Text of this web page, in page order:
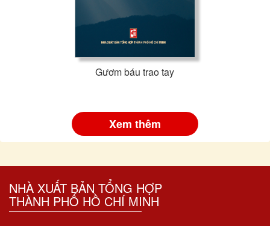
Gươm báu trao tay
Xem thêm
NHÀ XUẤT BẢN TỔNG HỢP
THÀNH PHỐ HỒ CHÍ MINH